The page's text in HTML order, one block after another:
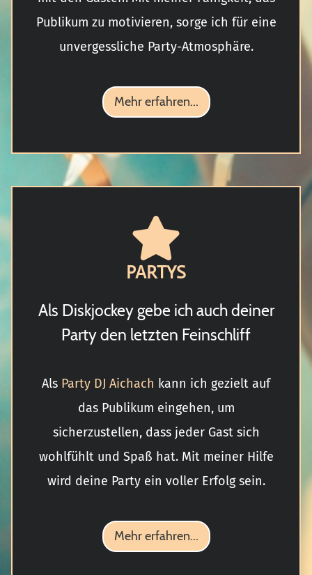
Publikum zu motivieren, sorge ich für eine
unvergessliche Party-Atmosphäre.
Mehr erfahren...
PARTYS
Als Diskjockey gebe ich auch deiner
Party den letzten Feinschliff
Als Party DJ Aichach kann ich gezielt auf
das Publikum eingehen, um
sicherzustellen, dass jeder Gast sich
wohlfühlt und Spaß hat. Mit meiner Hilfe
wird deine Party ein voller Erfolg sein.
Mehr erfahren...